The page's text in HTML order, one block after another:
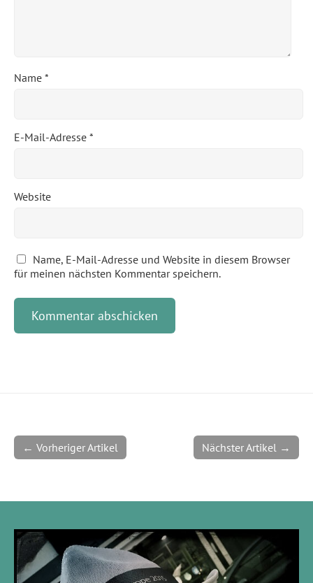
Name *
E-Mail-Adresse *
Website
Name, E-Mail-Adresse und Website in diesem Browser
für meinen nächsten Kommentar speichern.
Nächster Artikel →
← Vorheriger Artikel